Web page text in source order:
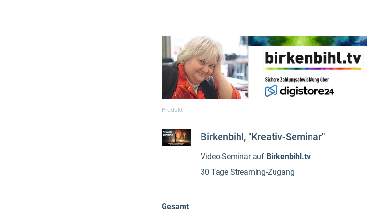
Produkt
Birkenbihl, "Kreativ-Seminar"
Video-Seminar auf Birkenbihl.tv
30 Tage Streaming-Zugang
Gesamt